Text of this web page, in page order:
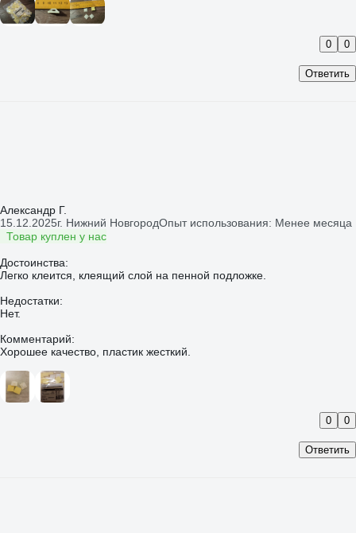
Ответить
0 0
Александр Г.
15.12.2025г. Нижний НовгородОпыт использования: Менее месяца
Товар куплен у нас
Достоинства:
Легко клеится, клеящий слой на пенной подложке.
Недостатки:
Нет.
Комментарий:
Хорошее качество, пластик жесткий.
Ответить
0 0